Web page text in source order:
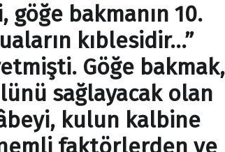
göğe bakmanın 10.
kıblesidir…”
Göğe bakmak,
sağlayacak olan
kulun kalbine
faktörlerden ve